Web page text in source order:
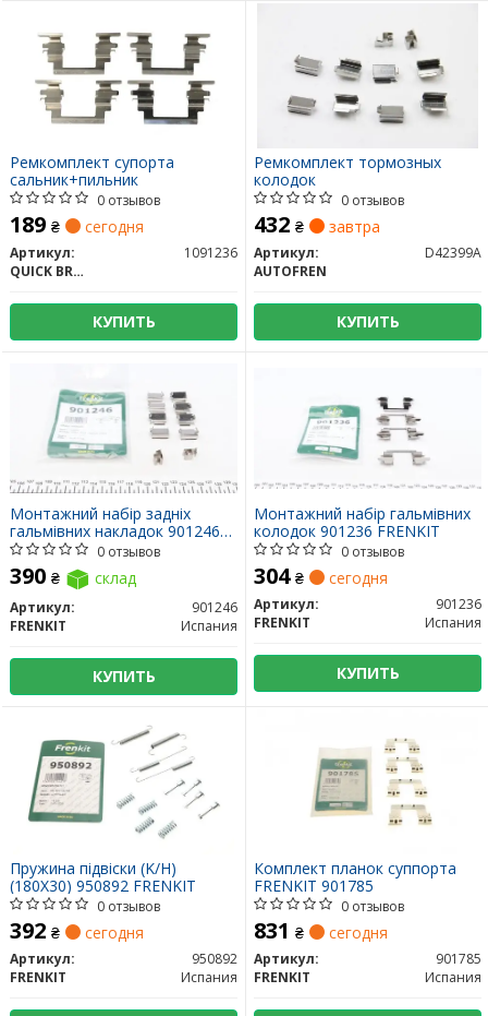
Ремкомплект супорта
сальник+пильник
0 отзывов
189 ₴ сегодня
Артикул:
1091236
QUICK BRAKE
КУПИТЬ
Ремкомплект тормозных
колодок
0 отзывов
432 ₴ завтра
Артикул:
D42399A
AUTOFREN
КУПИТЬ
Монтажний набір задніх
гальмівних накладок 901246
FRENKIT
0 отзывов
390 ₴ склад
Артикул:
901246
FRENKIT
Испания
КУПИТЬ
Монтажний набір гальмівних
колодок 901236 FRENKIT
0 отзывов
304 ₴ сегодня
Артикул:
901236
FRENKIT
Испания
КУПИТЬ
Пружина підвіски (K/H)
(180X30) 950892 FRENKIT
0 отзывов
392 ₴ сегодня
Артикул:
950892
FRENKIT
Испания
Комплект планок суппорта
FRENKIT 901785
0 отзывов
831 ₴ сегодня
Артикул:
901785
FRENKIT
Испания